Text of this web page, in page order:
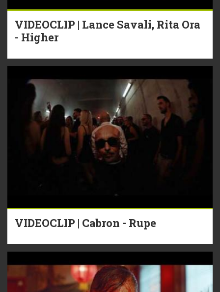
VIDEOCLIP | Lance Savali, Rita Ora
- Higher
VIDEOCLIP | Cabron - Rupe